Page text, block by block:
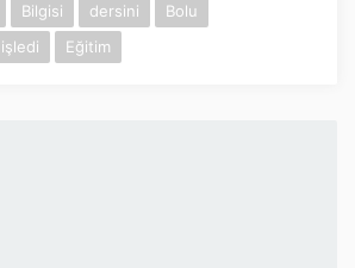
Bilgisi dersini
Bolu
işledi Eğitim